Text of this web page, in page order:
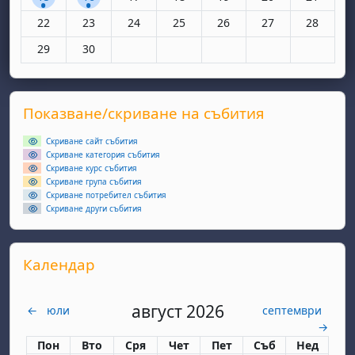
Няма събития, понеделник, 22 юни
22 Няма събития, вторник, 23 юни
23 Няма събития, сряда, 24 юни
24 Няма събития, четвъртък, 25 юни
25 Няма събития, петък, 26
26 Няма събития,
27 Няма
28
Няма събития, понеделник, 29 юни
29 Няма събития, вторник, 30 юни
30
Supplementary blocks
Прескочи Показване/скриване на събития
Показване/скриване на събития
Скриване сайт събития
Скриване категория събития
Скриване курс събития
Скриване група събития
Скриване потребител събития
Скриване други събития
Прескочи Календар
Календар
← юли август 2026
септември
→
Понеделник
Пон вторник
Вто сряда
Сря четвъртък
Чет петък
Пет събота
Съб неделя
Нед